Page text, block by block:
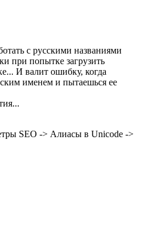
с русскими названиями
при попытке загрузить
И валит ошибку, когда
именем и пытаешься ее
SEO -> Алиасы в Unicode ->